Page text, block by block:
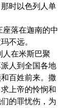
时以色列人单
落在迦南的中
不远。
在米斯巴聚
人到全国各地
百姓前来。撒
上帝的怜悯和
的罪忧伤，为